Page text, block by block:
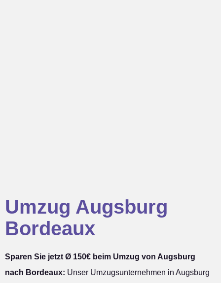
Umzug Augsburg
Bordeaux
Sparen Sie jetzt Ø 150€ beim Umzug von Augsburg
nach Bordeaux: Unser Umzugsunternehmen in Augsburg